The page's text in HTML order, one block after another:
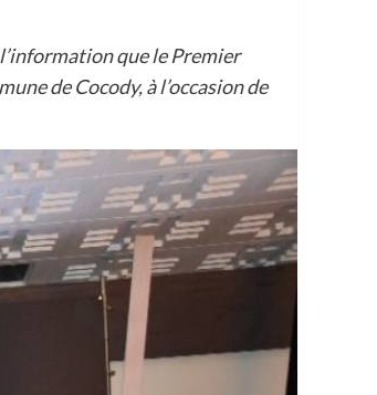
que le Premier
de Cocody, à l’occasion de